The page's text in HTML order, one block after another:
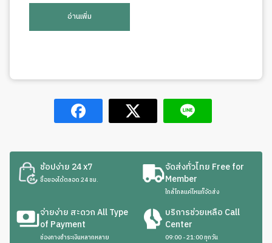
อ่านเพิ่ม
ช้อปง่าย 24 x7
ซื้อของได้ตลอด 24 ชม.
จัดส่งทั่วไทย Free for
Member
ใกล้ไกลแค่ไหนก็จัดส่ง
จ่ายง่าย สะดวก All Type
of Payment
ช่องทางชำระเงินหลากหลาย
บริการช่วยเหลือ Call
Center
09:00 - 21:00 ทุกวัน